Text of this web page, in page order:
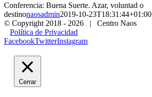
Conferencia: Buena Suerte. Azar, voluntad o
destinonaosadmin2019-10-23T18:31:44+01:00
© Copyright 2018 - 2026 | Centro Naos
Política de Privacidad
FacebookTwitterInstagram
Cerrar